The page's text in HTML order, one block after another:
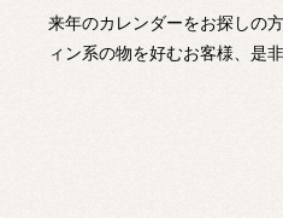
来年のカレンダーをお探しの
ィン系の物を好むお客様、是